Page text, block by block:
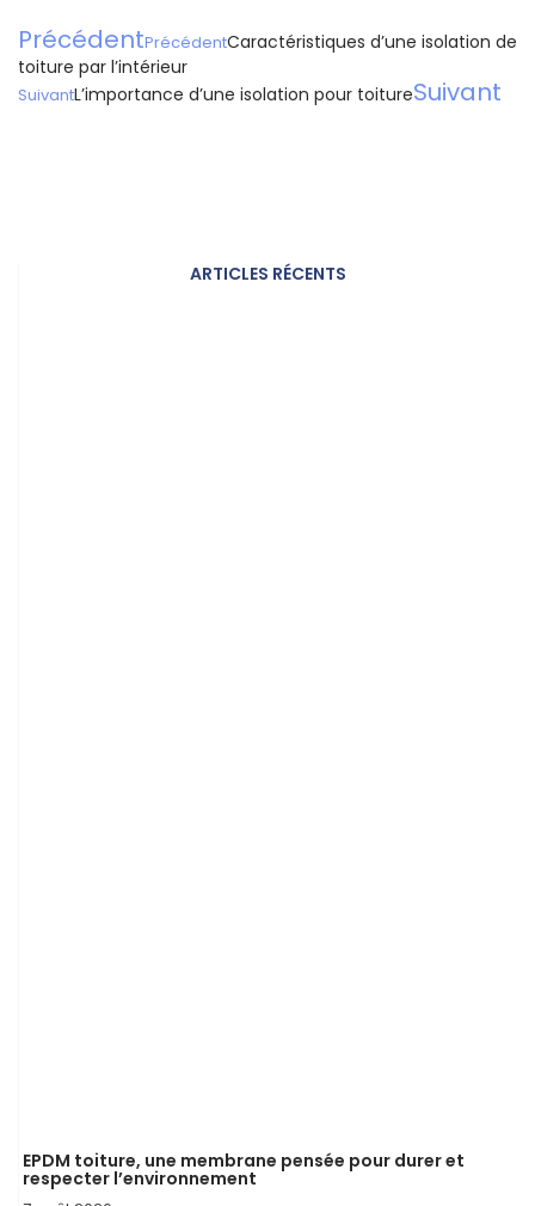
PrécédentPrécédentCaractéristiques d’une isolation de
toiture par l’intérieur
SuivantL’importance d’une isolation pour toitureSuivant
ARTICLES RÉCENTS
EPDM toiture, une membrane pensée pour durer et
respecter l’environnement